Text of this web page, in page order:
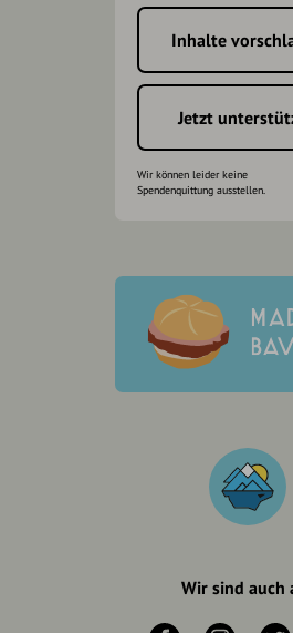
Inhalte
Jetzt
Wir können leider keine
Spendenquittung ausstellen.
Wir sind auch